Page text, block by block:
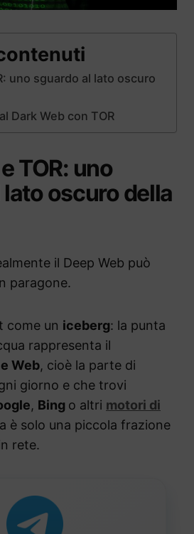
uno sguardo al lato oscuro
Dark Web con TOR
TOR: uno
oscuro della
il Deep Web può
paragone.
come un iceberg: la punta
rappresenta il
Web, cioè la parte di
giorno e che trovi
, Bing o altri motori di
è solo una piccola frazione
rete.